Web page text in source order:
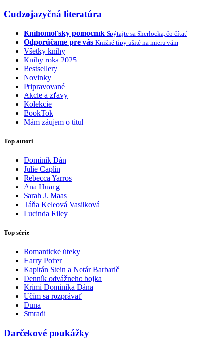
Cudzojazyčná literatúra
Knihomoľský pomocník Spýtajte sa Sherlocka, čo čítať
Odporúčame pre vás Knižné tipy ušité na mieru vám
Všetky knihy
Knihy roka 2025
Bestsellery
Novinky
Pripravované
Akcie a zľavy
Kolekcie
BookTok
Mám záujem o titul
Top autori
Dominik Dán
Julie Caplin
Rebecca Yarros
Ana Huang
Sarah J. Maas
Táňa Keleová Vasilková
Lucinda Riley
Top série
Romantické úteky
Harry Potter
Kapitán Stein a Notár Barbarič
Denník odvážneho bojka
Krimi Dominika Dána
Učím sa rozprávať
Duna
Smradi
Darčekové poukážky